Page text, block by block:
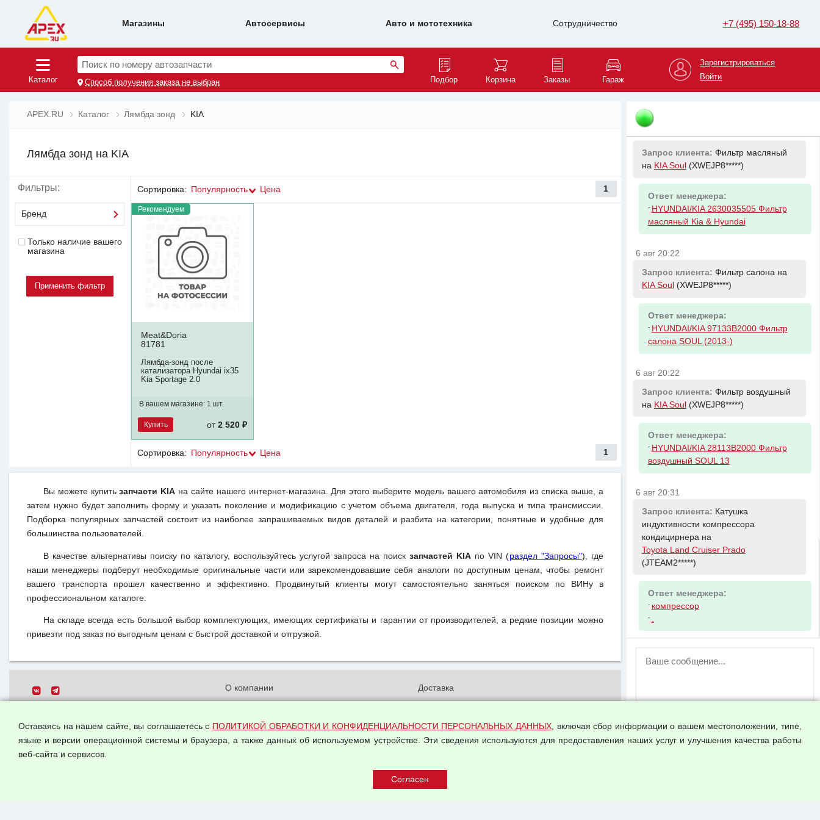
Магазины Автосервисы Авто и мототехника Сотрудничество +7 (495) 150-18-88
Каталог
Поиск по номеру автозапчасти
Способ получения заказа не выбран Подбор Корзина Заказы Гараж
Зарегистрироваться
Войти
APEX.RU Каталог Лямбда зонд KIA
Лямбда зонд на KIA
Фильтры:
Бренд
Только наличие вашего
магазина
Сортировка: Популярность Цена 1
Рекомендуем
Meat&Doria
81781
Лямбда-зонд после
катализатора Hyundai ix35
Kia Sportage 2.0
В вашем магазине: 1 шт.
Купить от2 520 ₽
Сортировка: Популярность Цена 1
Вы можете купитьзапчасти KIA на сайте нашего интернет-магазина. Для этого выберите модель вашего автомобиля из списка выше, а
затем нужно будет заполнить форму и указать поколение и модификацию с учетом объема двигателя, года выпуска и типа трансмиссии.
Подборка популярных запчастей состоит из наиболее запрашиваемых видов деталей и разбита на категории, понятные и удобные для
большинства пользователей.
В качестве альтернативы поиску по каталогу, воспользуйтесь услугой запроса на поискзапчастей KIA по VIN (раздел "Запросы"), где
наши менеджеры подберут необходимые оригинальные части или зарекомендовавшие себя аналоги по доступным ценам, чтобы ремонт
вашего транспорта прошел качественно и эффективно. Продвинутый клиенты могут самостоятельно заняться поиском по ВИНу в
профессиональном каталоге.
На складе всегда есть большой выбор комплектующих, имеющих сертификаты и гарантии от производителей, а редкие позиции можно
привезти под заказ по выгодным ценам с быстрой доставкой и отгрузкой.
Все права защищены.
О компании
данных
Доставка
Оплата и возвраты
Арендодателям
Оставаясь на нашем сайте, вы соглашаетесь с ПОЛИТИКОЙ ОБРАБОТКИ И КОНФИДЕНЦИАЛЬНОСТИ ПЕРСОНАЛЬНЫХ ДАННЫХ, включая сбор информации о вашем местоположении, типе,
языке и версии операционной системы и браузера, а также данных об используемом устройстве. Эти сведения используются для предоставления наших услуг и улучшения качества работы
веб-сайта и сервисов.
Запрос клиента:Мотор отопителя на
Renault Megane(VF1LM1*****)
6 авг 20:22
Запрос клиента: Фильтр масляный
на KIA Soul (XWEJP8*****)
Ответ менеджера:
- HYUNDAI/KIA 2630035505 Фильтр
масляный Kia & Hyundai
6 авг 20:22
Запрос клиента: Фильтр салона на
KIA Soul (XWEJP8*****)
Ответ менеджера:
- HYUNDAI/KIA 97133B2000 Фильтр
салона SOUL (2013-)
6 авг 20:22
Запрос клиента: Фильтр воздушный
на KIA Soul(XWEJP8*****)
Ответ менеджера:
- HYUNDAI/KIA 28113B2000 Фильтр
воздушный SOUL 13
6 авг 20:31
Запрос клиента: Катушка
индуктивности компрессора
кондицирнера на
Toyota Land Cruiser Prado
(JTEAM2*****)
Ответ менеджера:
- компрессор
-
ВНИМАНИЕ!
пользователей временно отключена!
аккаунт.